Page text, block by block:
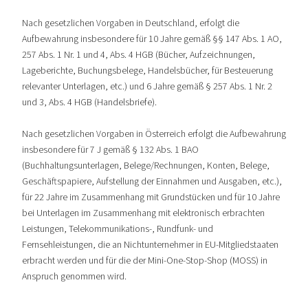
Nach gesetzlichen Vorgaben in Deutschland, erfolgt die
Aufbewahrung insbesondere für 10 Jahre gemäß §§ 147 Abs. 1 AO,
257 Abs. 1 Nr. 1 und 4, Abs. 4 HGB (Bücher, Aufzeichnungen,
Lageberichte, Buchungsbelege, Handelsbücher, für Besteuerung
relevanter Unterlagen, etc.) und 6 Jahre gemäß § 257 Abs. 1 Nr. 2
und 3, Abs. 4 HGB (Handelsbriefe).
Nach gesetzlichen Vorgaben in Österreich erfolgt die Aufbewahrung
insbesondere für 7 J gemäß § 132 Abs. 1 BAO
(Buchhaltungsunterlagen, Belege/Rechnungen, Konten, Belege,
Geschäftspapiere, Aufstellung der Einnahmen und Ausgaben, etc.),
für 22 Jahre im Zusammenhang mit Grundstücken und für 10 Jahre
bei Unterlagen im Zusammenhang mit elektronisch erbrachten
Leistungen, Telekommunikations-, Rundfunk- und
Fernsehleistungen, die an Nichtunternehmer in EU-Mitgliedstaaten
erbracht werden und für die der Mini-One-Stop-Shop (MOSS) in
Anspruch genommen wird.